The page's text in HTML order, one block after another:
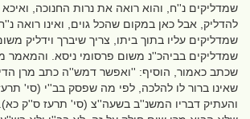
שמדליקים נ''ח, והוא רואה את נרות החנוכה,
להדליק, אבל כאן במקום שהכל גוים, ואינו רואה
שמדליקים עליו בתוך ביתו, צריך שיברך וידליק
שמדליקים בביהכ''נ משום פרסומי ניסא. והמאמר
שכתב כאמור, הוסיף: ''ואפשר דמש''ה כתב מרן
שאינו ברור לו להלכה, לפי מה שפסק בב''י (סי'
והעתיק דבריו המשנ''ב בשעה''צ (סי' תרעז ס''ק